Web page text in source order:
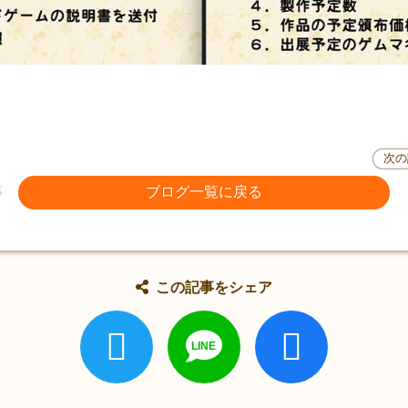
ブログ一覧に戻る
次
この記事をシェア